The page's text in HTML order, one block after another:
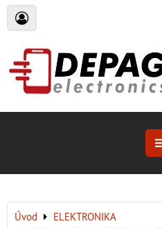
Úvod
ELEKTRONIKA